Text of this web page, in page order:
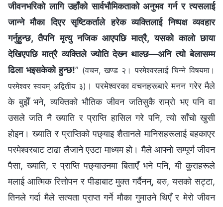
जीवनभरिको लागि उहाँको सार्वभौमिकताको अनुभव गर्न र त्यसलाई
जान्‍ने मौका दिएर सृष्टिकर्ताले हरेक व्यक्तिलाई निष्पक्ष व्यवहार
गर्नुहुन्छ, तैपनि मृत्यु नजिक आएपछि मात्रै, यसको कालो छाया
देखिएपछि मात्रै व्यक्तिले ज्योति देख्‍न थाल्छ—अनि त्यो बेलासम्‍म
ढिला भइसकेको हुन्छ!” (वचन, खण्ड २। परमेश्‍वरलाई चिन्‍ने विषयमा।
परमेश्‍वर स्वयम् अद्वितीय ३) । परमेश्‍वरका वचनहरूबारे मनन गरेर मैले
के बुझेँ भने, व्यक्तिको भौतिक जीवन जतिसुकै राम्रो भए पनि वा
उसले जति नै ख्याति र प्राप्ति हासिल गरे पनि, त्यो साँचो खुसी
होइन। ख्याति र प्राप्तिको पछ्याइ शैतानले मानिसहरूलाई बहकाएर
परमेश्‍वरबाट टाढा लैजाने एउटा माध्यम हो। मैले आफ्नो सम्पूर्ण जीवन
पैसा, ख्याति, र प्राप्ति पछ्याउनमा बिताएँ भने पनि, यी कुराहरूले
मलाई आत्मिक रित्तोपन र पीडाबाट मुक्त गर्दैनन्, बरु, यसको सट्टा,
तिनले गर्दा मैले सत्यता प्राप्त गर्ने मौका गुमाउने थिएँ र मेरो जीवन